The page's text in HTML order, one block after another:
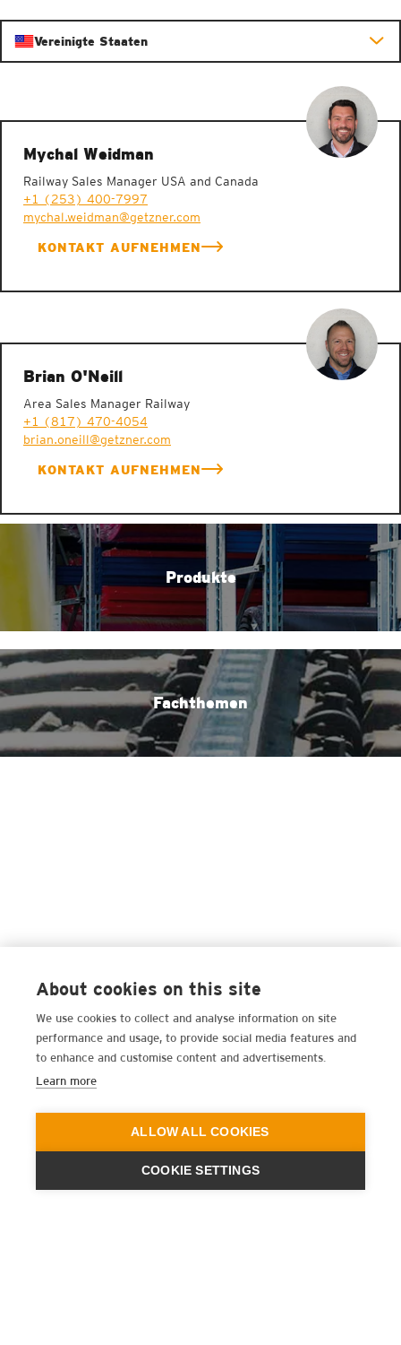
Vereinigte Staaten
Mychal Weidman
Railway Sales Manager USA and Canada
+1 (253) 400-7997
mychal.weidman@getzner.com
KONTAKT AUFNEHMEN
Brian O'Neill
Area Sales Manager Railway
+1 (817) 470-4054
brian.oneill@getzner.com
KONTAKT AUFNEHMEN
Produkte
Fachthemen
About cookies on this site
We use cookies to collect and analyse information on site
performance and usage, to provide social media features and
to enhance and customise content and advertisements.
Learn more
ALLOW ALL COOKIES
COOKIE SETTINGS